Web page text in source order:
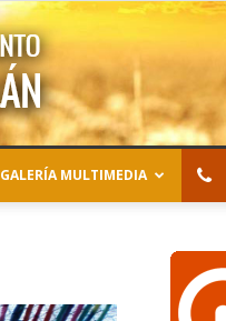
GALERÍA MULTIMEDIA